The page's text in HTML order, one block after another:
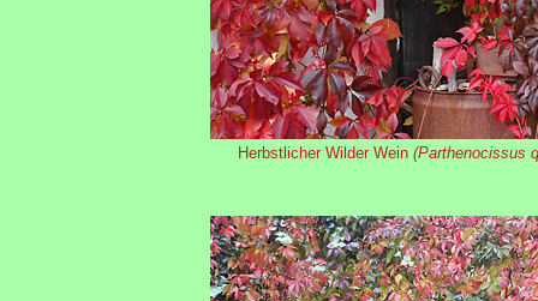
Herbstlicher Wilder Wein (Parthenocissus